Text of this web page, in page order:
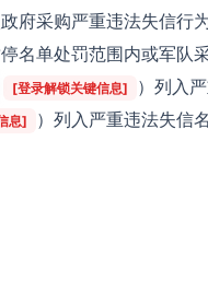
府采购严重违法失信行
名单处罚范围内或军队
[登录解锁关键信息]
）列入
息]
）列入严重违法失信